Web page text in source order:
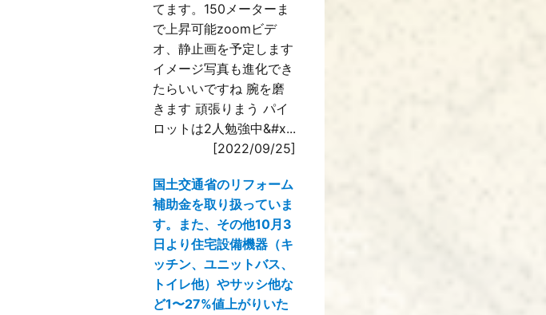
てます。150メーターま
で上昇可能zoomビデ
オ、静止画を予定します
イメージ写真も進化でき
たらいいですね 腕を磨
きます 頑張りまう パイ
ロットは2人勉強中&#x...
[2022/09/25]
国土交通省のリフォーム
補助金を取り扱っていま
す。また、その他10月3
日より住宅設備機器（キ
ッチン、ユニットバス、
トイレ他）やサッシ他な
ど1〜27%値上がりいた